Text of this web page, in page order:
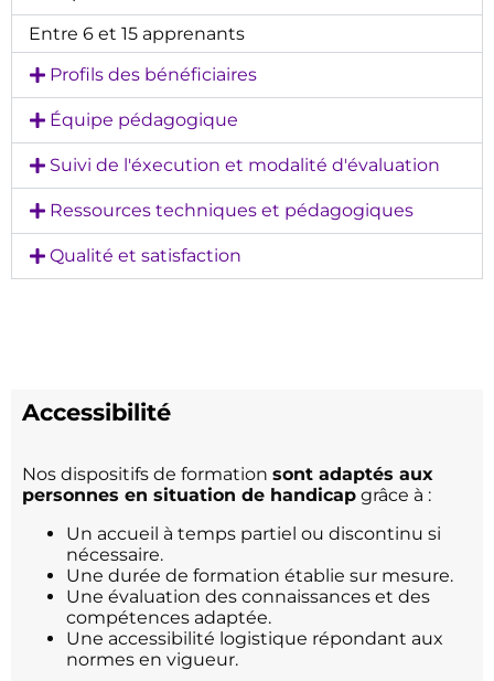
Entre 6 et 15 apprenants
Profils des bénéficiaires
Équipe pédagogique
Suivi de l'éxecution et modalité d'évaluation
Ressources techniques et pédagogiques
Qualité et satisfaction
Accessibilité
Nos dispositifs de formation sont adaptés aux
personnes en situation de handicap grâce à :
Un accueil à temps partiel ou discontinu si
nécessaire.
Une durée de formation établie sur mesure.
Une évaluation des connaissances et des
compétences adaptée.
Une accessibilité logistique répondant aux
normes en vigueur.